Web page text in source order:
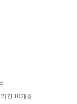
간 10개월